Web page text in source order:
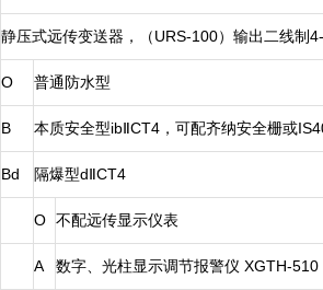
静压式远传变送器，（URS-100）输出二线制
O 普通防水型
B 本质安全型ibⅡCT4，可配齐纳安全栅或
Bd 隔爆型dⅡCT4
O 不配远传显示仪表
A 数字、光柱显示调节报警仪 XGTH-510